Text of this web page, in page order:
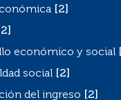
[2]
[2]
y social
económico y social
socialsocial
[2]
ingreso
del ingreso
[2]